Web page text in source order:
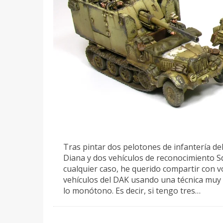
Tras pintar dos pelotones de infantería
Diana y dos vehículos de reconocimiento
cualquier caso, he querido compartir con
vehículos del DAK usando una técnica
lo monótono. Es decir, si tengo tres…